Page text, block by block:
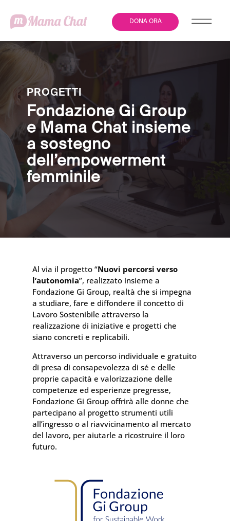
DONA ORA
PROGETTI
Fondazione Gi Group
e Mama Chat insieme
a sostegno
dell’empowerment
femminile
Al via il progetto “Nuovi percorsi verso
l’autonomia”, realizzato insieme a
Fondazione Gi Group, realtà che si impegna
a studiare, fare e diffondere il concetto di
Lavoro Sostenibile attraverso la
realizzazione di iniziative e progetti che
siano concreti e replicabili.
Attraverso un percorso individuale e gratuito
di presa di consapevolezza di sé e delle
proprie capacità e valorizzazione delle
competenze ed esperienze pregresse,
Fondazione Gi Group offrirà alle donne che
partecipano al progetto strumenti utili
all’ingresso o al riavvicinamento al mercato
del lavoro, per aiutarle a ricostruire il loro
futuro.